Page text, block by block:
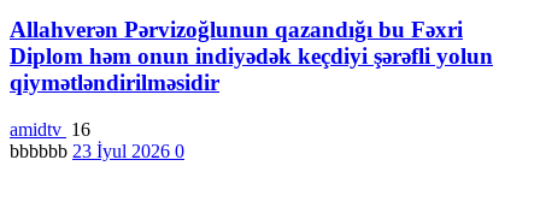
Allahverən Pərvizoğlunun qazandığı bu Fəxri
Diplom həm onun indiyədək keçdiyi şərəfli yolun
qiymətləndirilməsidir
amidtv 16
bbbbbb 23 İyul 2026 0